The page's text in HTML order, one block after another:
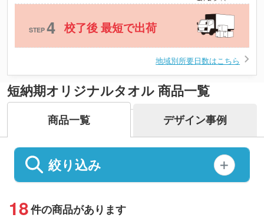
STEP 4 校了後 最短で出荷
地域別所要日数はこちら
短納期オリジナルタオル 商品一覧
商品一覧 デザイン事例
絞り込み
18件の商品があります